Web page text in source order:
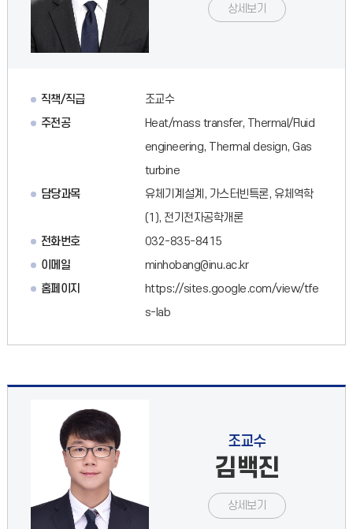
상세보기
직책/직급
조교수
주전공
Heat/mass transfer, Thermal/Fluid
engineering, Thermal design, Gas
turbine
담당과목
유체기계설계, 가스터빈특론, 유체역학
(1), 전기전자공학개론
전화번호
032-835-8415
이메일
minhobang@inu.ac.kr
홈페이지
https://sites.google.com/view/tfe
s-lab
조교수
김백진
상세보기